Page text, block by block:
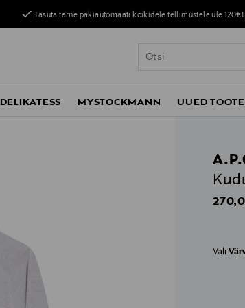
Tasuta tarne pakiautomaati kõikidele tellimustele üle 120€!
DELIKATESS MYSTOCKMANN UUED
Vali